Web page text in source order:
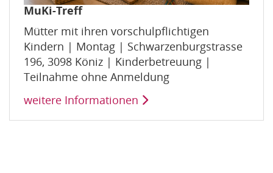
MuKi-Treff
Mütter mit ihren vorschulpflichtigen
Kindern | Montag | Schwarzenburgstrasse
196, 3098 Köniz | Kinderbetreuung |
Teilnahme ohne Anmeldung
weitere Informationen